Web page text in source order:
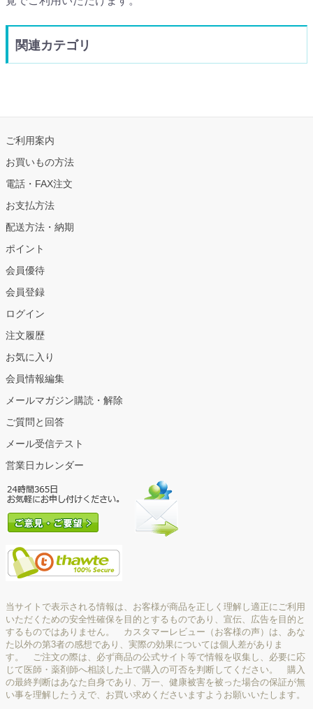
関連カテゴリ
ご利用案内
お買いもの方法
電話・FAX注文
お支払方法
配送方法・納期
ポイント
会員優待
会員登録
ログイン
注文履歴
お気に入り
会員情報編集
メールマガジン購読・解除
ご質問と回答
メール受信テスト
営業日カレンダー
当サイトで表示される情報は、お客様が商品を正しく理解し適正にご利用
いただくための安全性確保を目的とするものであり、宣伝、広告を目的と
するものではありません。 カスタマーレビュー（お客様の声）は、あな
た以外の第3者の感想であり、実際の効果については個人差がありま
す。 ご注文の際は、必ず商品の公式サイト等で情報を収集し、必要に応
じて医師・薬剤師へ相談した上で購入の可否を判断してください。 購入
の最終判断はあなた自身であり、万一、健康被害を被った場合の保証が無
い事を理解したうえで、お買い求めくださいますようお願いいたします。